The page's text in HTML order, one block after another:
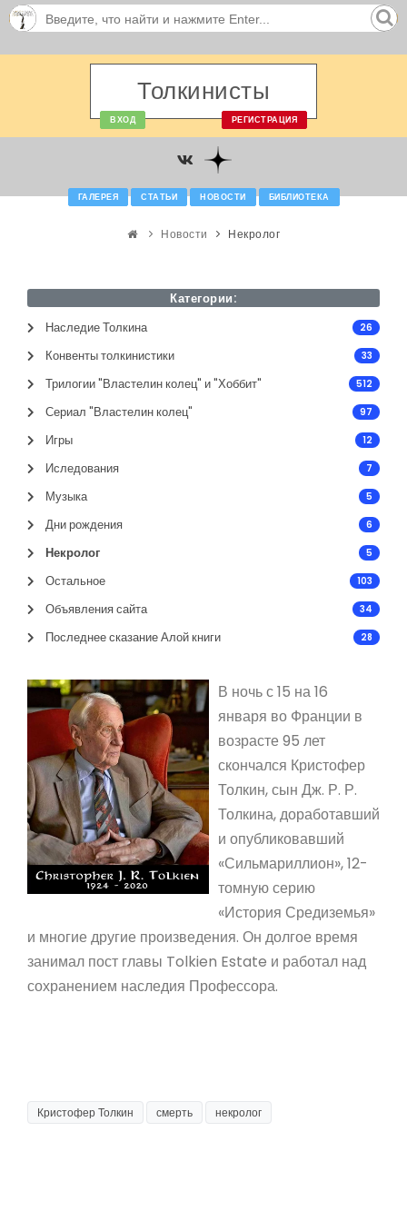
Толкинисты
ВХОД РЕГИСТРАЦИЯ
ГАЛЕРЕЯ СТАТЬИ НОВОСТИ БИБЛИОТЕКА
Новости Некролог
Категории:
Наследие Толкина
26
Конвенты толкинистики 33
Трилогии "Властелин колец" и "Хоббит" 512
Сериал "Властелин колец" 97
Игры 12
Иследования 7
Музыка 5
Дни рождения 6
Некролог 5
Остальное 103
Объявления сайта 34
Последнее сказание Алой книги 28
В ночь с 15 на 16
января во Франции в
возрасте 95 лет
скончался Кристофер
Толкин, сын Дж. Р. Р.
Толкина, доработавший
и опубликовавший
«Сильмариллион», 12-
томную серию
«История Средиземья»
и многие другие произведения. Он долгое время
занимал пост главы Tolkien Estate и работал над
сохранением наследия Профессора.
Кристофер Толкин смерть некролог